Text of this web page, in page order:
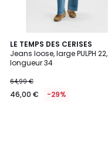
LE TEMPS DES CERISES
Jeans loose, large PULPH 22,
longueur 34
64,99 €
46,00 € -29%